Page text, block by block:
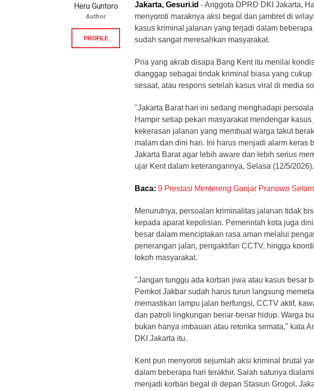
Jakarta, Gesuri.id - Anggota DPRD DKI Jakarta,
menyoroti maraknya aksi begal dan jambret di
kasus kriminal jalanan yang terjadi dalam
sudah sangat meresahkan masyarakat.
Pria yang akrab disapa Bang Kent itu menilai
dianggap sebagai tindak kriminal biasa yang
sesaat, atau respons setelah kasus viral di media
"Jakarta Barat hari ini sedang menghadapi
Hampir setiap pekan masyarakat mendengar
kekerasan jalanan yang membuat warga takut
malam dan dini hari. Ini harus menjadi alarm keras
Jakarta Barat agar lebih aware dan lebih serius
ujar Kent dalam keterangannya, Selasa (12/5/2026).
Baca: 9 Prestasi Mentereng Ganjar Pranowo
Menurutnya, persoalan kriminalitas jalanan tidak
kepada aparat kepolisian. Pemerintah kota juga
besar dalam menciptakan rasa aman melalui
penerangan jalan, pengaktifan CCTV, hingga
tokoh masyarakat.
"Jangan tunggu ada korban jiwa atau kasus besar
Pemkot Jakbar sudah harus turun langsung
memastikan lampu jalan berfungsi, CCTV aktif,
dan patroli lingkungan benar-benar hidup. Warga
bukan hanya imbauan atau retorika semata," kata
DKI Jakarta itu.
Kent pun menyoroti sejumlah aksi kriminal brutal
dalam beberapa hari terakhir. Salah satunya
menjadi korban begal di depan Stasiun Grogol,
Heru Guntoro
Author
PROFILE